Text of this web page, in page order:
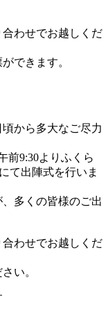
わせでお越しくだ
できます。
から多大なご尽力
前9:30よりふくら
て出陣式を行いま
多くの皆様のご出
わせでお越しくだ
い。